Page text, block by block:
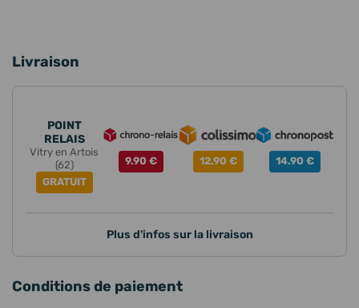
Livraison
POINT
RELAIS
Vitry en Artois
(62)
GRATUIT
9.90 € 12.90 € 14.90 €
Plus d'infos sur la livraison
Conditions de paiement